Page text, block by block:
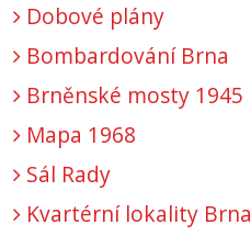
Dobové plány
Bombardování Brna
Brněnské mosty 1945
Mapa 1968
Sál Rady
Kvartérní lokality Brna